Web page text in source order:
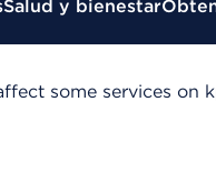
Salud y bienestar
some services